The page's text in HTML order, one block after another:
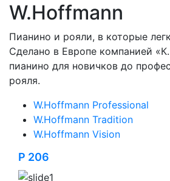
W.Hoffmann
Пианино и рояли, в которые
Сделано в Европе компанией
пианино для новичков до
рояля.
W.Hoffmann Professional
W.Hoffmann Tradition
W.Hoffmann Vision
P 206